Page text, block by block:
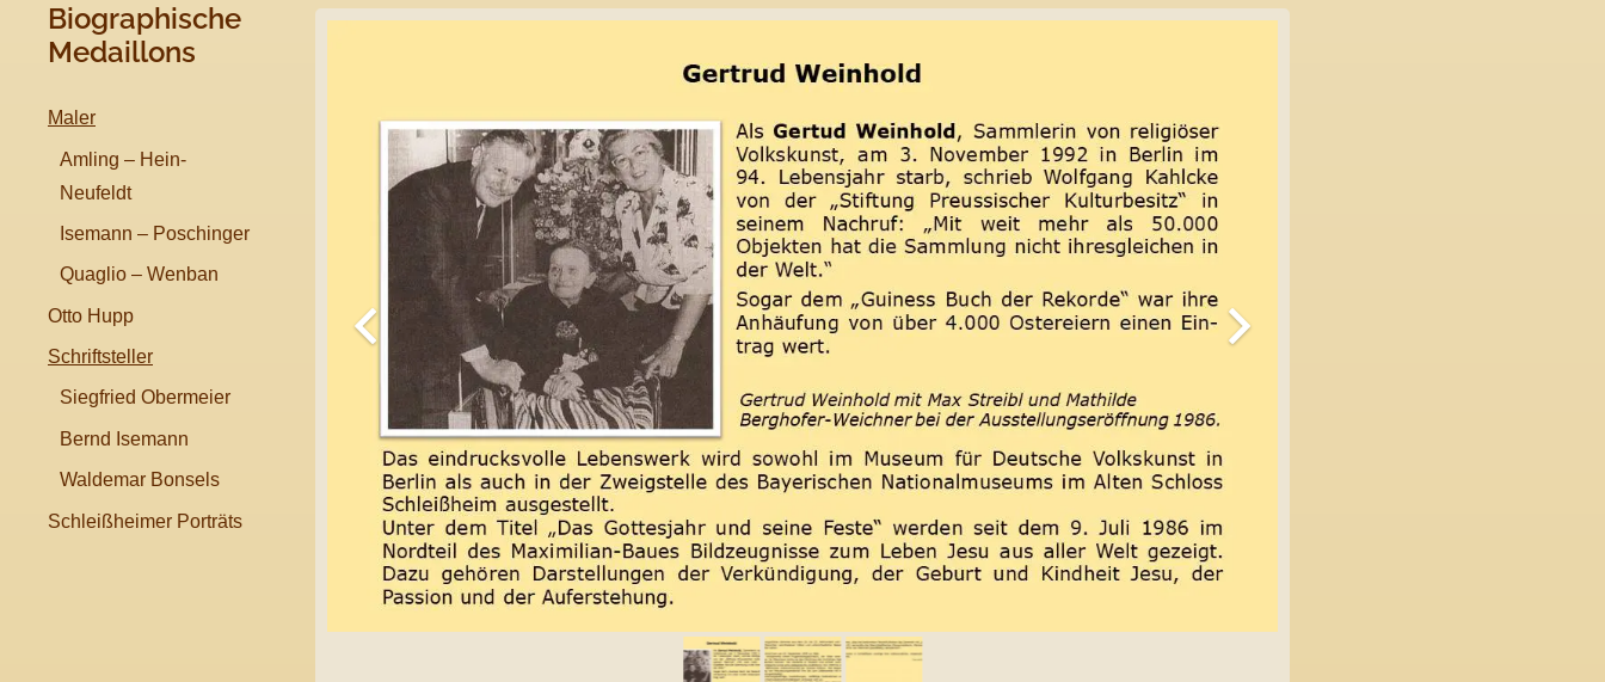
Biographische
Medaillons
Maler
Amling – Hein-
Neufeldt
Isemann – Poschinger
Quaglio – Wenban
Otto Hupp
Schriftsteller
Siegfried Obermeier
Bernd Isemann
Waldemar Bonsels
Schleißheimer Porträts